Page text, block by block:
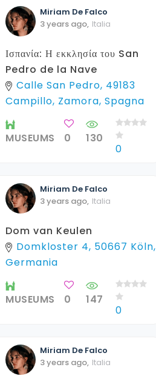
Miriam De Falco
3 years ago, Italia
Ισπανία: Η εκκλησία του San
Pedro de la Nave
Calle San Pedro, 49183
Campillo, Zamora, Spagna
MUSEUMS 0 130
0
Miriam De Falco
3 years ago, Italia
Dom van Keulen
Domkloster 4, 50667 Köln,
Germania
MUSEUMS 0 147
0
Miriam De Falco
3 years ago, Italia